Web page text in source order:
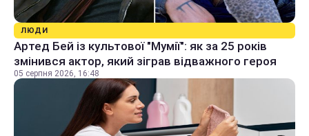
ЛЮДИ
Артед Бей із культової "Мумії": як за 25 років
змінився актор, який зіграв відважного героя
05 серпня 2026, 16:48